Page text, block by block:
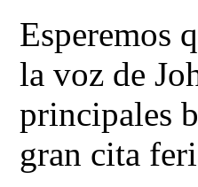
Esperemos
la voz de
principales
gran cita